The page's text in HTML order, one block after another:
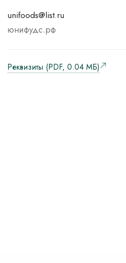
unifoods@list.ru
юнифудс.рф
Реквизиты (PDF, 0.04 MБ)